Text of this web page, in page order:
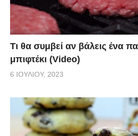
Τι θα συμβεί αν βάλεις ένα
μπιφτέκι (Video)
6 ΙΟΥΛΊΟΥ, 2023